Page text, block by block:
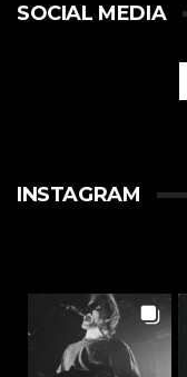
SOCIAL MEDIA
INSTAGRAM